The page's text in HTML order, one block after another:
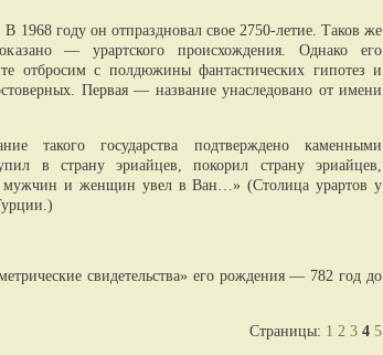
1968 году он отпраздновал свое 2750-летие. Таков же
— урартского происхождения. Однако его
отбросим с полдюжины фантастических гипотез и
Первая — название унаследовано от имени
такого государства подтверждено каменными
в страну эриайцев, покорил страну эриайцев,
мужчин и женщин увел в Ван…» (Столица урартов у
свидетельства» его рождения — 782 год до
Страницы: 1 2 3 4 5